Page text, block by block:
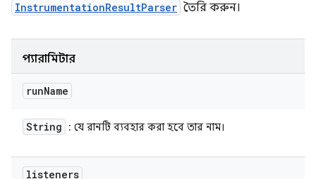
InstrumentationResultParser তৈরি করুন।
প্যারামিটার
runName
String : যে রানটি ব্যবহার করা হবে তার নাম।
listeners